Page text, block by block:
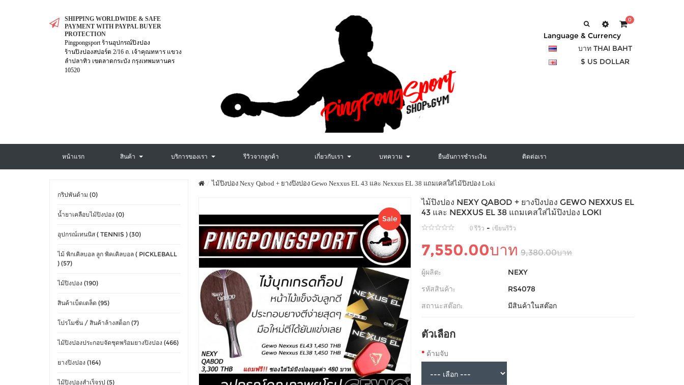
SHIPPING WORLDWIDE & SAFE
PAYMENT WITH PAYPAL BUYER
PROTECTION
Pingpongsport ร้านอุปกรณ์ปิงปอง
ร้านปิงปองสปอร์ต 2/16 ถ. เจ้าคุณทหาร แขวง
ลำปลาทิว เขตลาดกระบัง กรุงเทพมหานคร
10520
0
Language & Currency
บาท THAI BAHT
$ US DOLLAR
หน้าแรก สินค้า บริการของเรา รีวิวจากลูกค้า เกี่ยวกับเรา บทความ ยืนยันการชำระเงิน ติดต่อเรา
กริปพันด้าม (0)
น้ำยาเคลือบไม้ปิงปอง (0)
อุปกรณ์เทนนิส ( TENNIS ) (30)
ไม้ พิกเคิลบอล ลูก พิคเคิลบอล ( PICKLEBALL
) (57)
ไม้ปิงปอง (190)
สินค้าเบ็ดเตล็ด (95)
โปรโมชั่น / สินค้าล้างสต็อก (7)
ไม้ปิงปองประกอบจัดชุดพร้อมยางปิงปอง (466)
ยางปิงปอง (164)
ไม้ปิงปองสำเร็จรูป (5)
ไม้ปิงปอง Nexy Qabod + ยางปิงปอง Gewo Nexxus EL 43 และ Nexxus EL 38 แถมเคสใส่ไม้ปิงปอง Loki
Sale
ไม้ปิงปอง NEXY QABOD + ยางปิงปอง GEWO NEXXUS EL
43 และ NEXXUS EL 38 แถมเคสใส่ไม้ปิงปอง LOKI
0 รีวิว - เขียนรีวิว
7,550.00บาท 9,380.00บาท
ผู้ผลิต:
NEXY
รหัสสินค้า:
RS4078
สถานะสต๊อก:
มีสินค้าในสต๊อก
ตัวเลือก
ด้ามจับ